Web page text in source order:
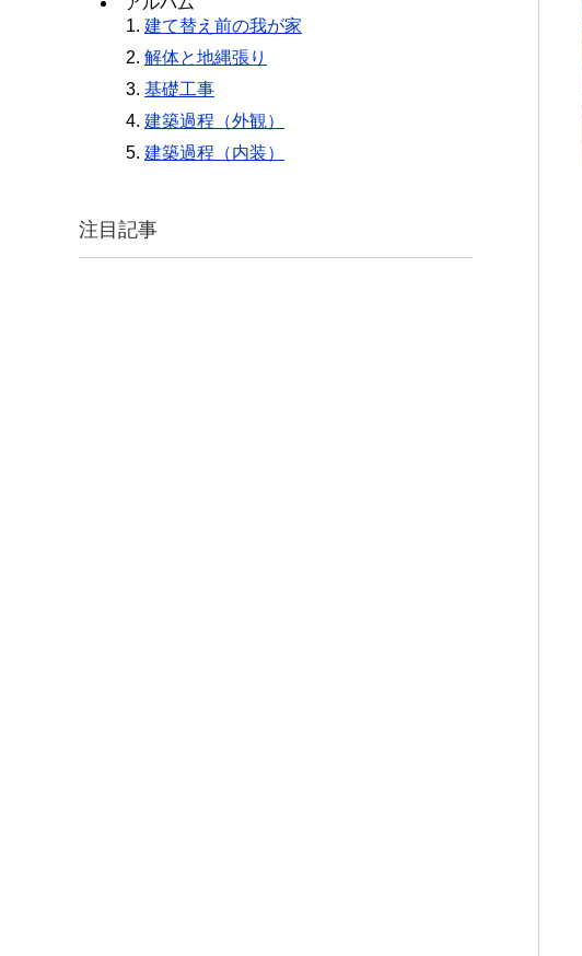
建て替え前の我が家
解体と地縄張り
基礎工事
建築過程（外観）
建築過程（内装）
注目記事